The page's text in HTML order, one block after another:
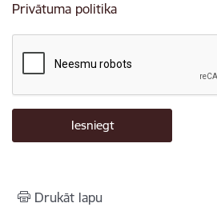
Privātuma politika
Drukāt lapu